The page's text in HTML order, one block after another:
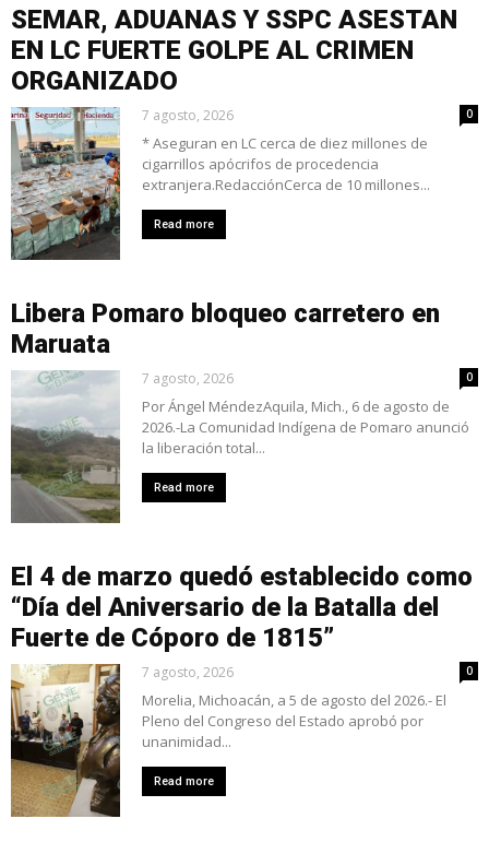
SEMAR, ADUANAS Y SSPC ASESTAN
EN LC FUERTE GOLPE AL CRIMEN
ORGANIZADO
7 agosto, 2026 0
* Aseguran en LC cerca de diez millones de
cigarrillos apócrifos de procedencia
extranjera.RedacciónCerca de 10 millones...
Read more
Libera Pomaro bloqueo carretero en
Maruata
7 agosto, 2026 0
Por Ángel MéndezAquila, Mich., 6 de agosto de
2026.-La Comunidad Indígena de Pomaro anunció
la liberación total...
Read more
El 4 de marzo quedó establecido como
“Día del Aniversario de la Batalla del
Fuerte de Cóporo de 1815”
7 agosto, 2026 0
Morelia, Michoacán, a 5 de agosto del 2026.- El
Pleno del Congreso del Estado aprobó por
unanimidad...
Read more